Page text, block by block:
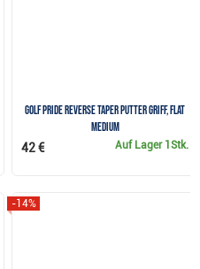
Golf Pride Reverse Taper Putter Griff, Flat
Medium
Auf Lager 1Stk.
42 €
-14%